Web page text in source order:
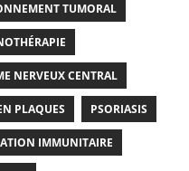
TUMORAL
NERVEUX CENTRAL
PLAQUES PSORIASIS
IMMUNITAIRE